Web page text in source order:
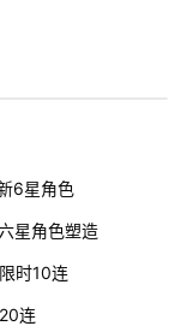
6星角色
星角色塑造
时10连
连